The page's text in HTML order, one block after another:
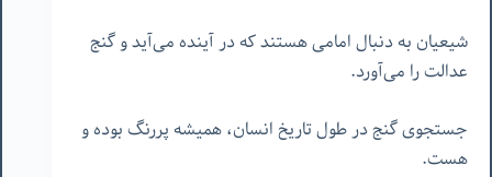
شیعیان به دنبال امامی هستند که در آینده می‌آید و گنج
عدالت را می‌آورد.
جستجوی گنج در طول تاریخ انسان، همیشه پررنگ بوده و
هست.